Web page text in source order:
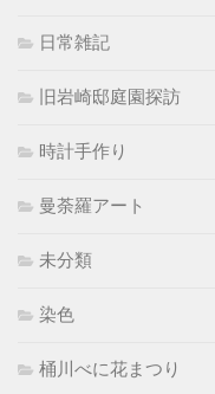
日常雑記
旧岩崎邸庭園探訪
時計手作り
曼荼羅アート
未分類
染色
桶川べに花まつり